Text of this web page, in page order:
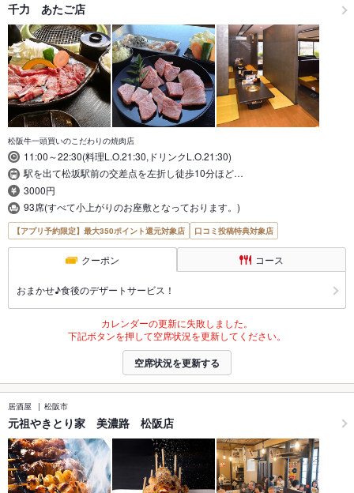
千力 あたご店
松阪牛一頭買いのこだわりの焼肉店
11:00～22:30(料理L.O.21:30,ドリンクL.O.21:30)
駅を出て松坂駅前の交差点を左折し徒歩10分ほど…
3000円
93席(すべて小上がりのお座敷となっております。)
【アプリ予約限定】最大350ポイント還元対象店 口コミ投稿特典対象店
クーポン コース
おまかせ♪食後のデザートサービス！
カレンダーの更新に失敗しました。
下記ボタンを押して空席状況を更新してください。
空席状況を更新する
居酒屋 松阪市
元祖やきとり家 美濃路 松阪店